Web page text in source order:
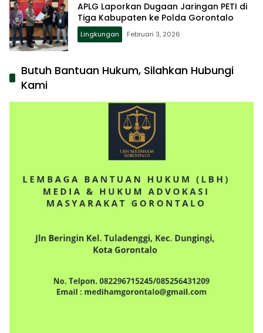
APLG Laporkan Dugaan Jaringan PETI di
Tiga Kabupaten ke Polda Gorontalo
Lingkungan Februari 3, 2026
Butuh Bantuan Hukum, Silahkan Hubungi
Kami